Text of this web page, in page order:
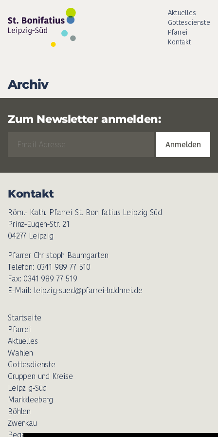
Aktuelles
Gottesdienste
Pfarrei
Kontakt
Archiv
Zum Newsletter anmelden:
Kontakt
Röm.- Kath. Pfarrei St. Bonifatius Leipzig Süd
Prinz-Eugen-Str. 21
04277 Leipzig
Pfarrer Christoph Baumgarten
Telefon: 0341 989 77 510
Fax: 0341 989 77 519
E-Mail: leipzig-sued@pfarrei-bddmei.de
Startseite
Pfarrei
Aktuelles
Wahlen
Gottesdienste
Gruppen und Kreise
Leipzig-Süd
Markkleeberg
Böhlen
Zwenkau
Pegau